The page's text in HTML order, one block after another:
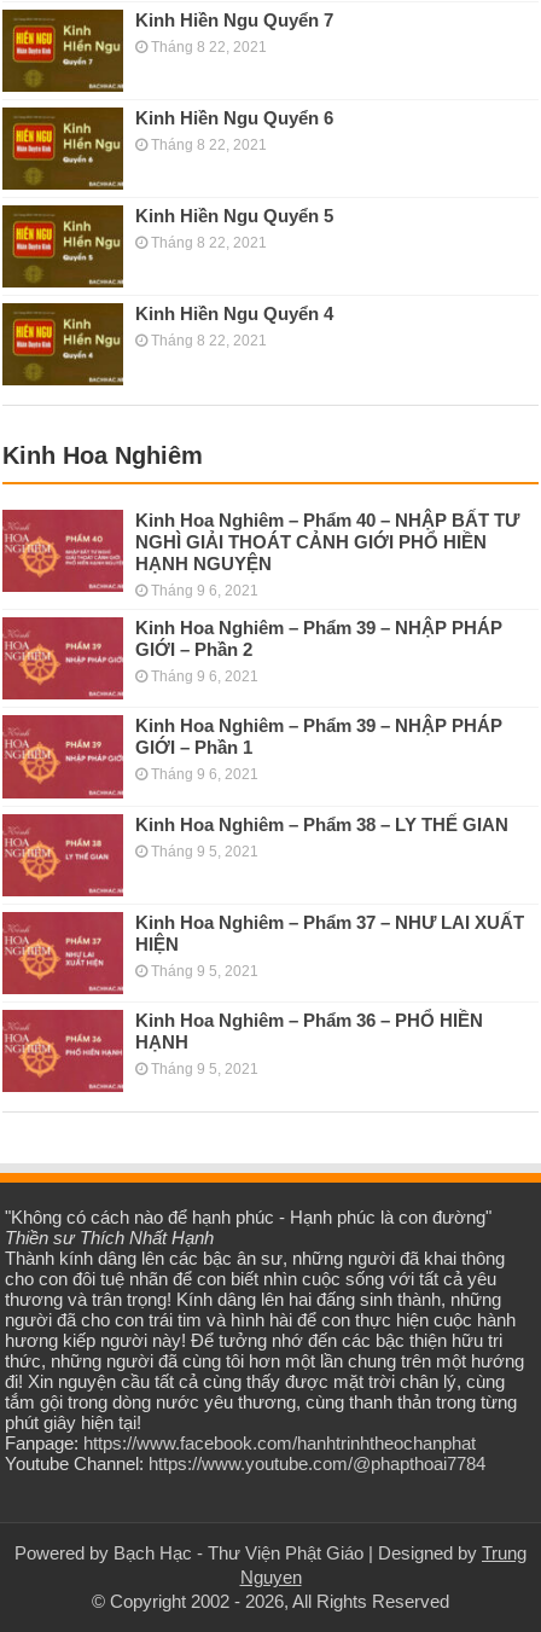
Kinh Hiền Ngu Quyển 7
Tháng 8 22, 2021
Kinh Hiền Ngu Quyển 6
Tháng 8 22, 2021
Kinh Hiền Ngu Quyển 5
Tháng 8 22, 2021
Kinh Hiền Ngu Quyển 4
Tháng 8 22, 2021
Kinh Hoa Nghiêm
Kinh Hoa Nghiêm – Phẩm 40 – NHẬP BẤT TƯ
NGHÌ GIẢI THOÁT CẢNH GIỚI PHỔ HIỀN
HẠNH NGUYỆN
Tháng 9 6, 2021
Kinh Hoa Nghiêm – Phẩm 39 – NHẬP PHÁP
GIỚI – Phần 2
Tháng 9 6, 2021
Kinh Hoa Nghiêm – Phẩm 39 – NHẬP PHÁP
GIỚI – Phần 1
Tháng 9 6, 2021
Kinh Hoa Nghiêm – Phẩm 38 – LY THẾ GIAN
Tháng 9 5, 2021
Kinh Hoa Nghiêm – Phẩm 37 – NHƯ LAI XUẤT
HIỆN
Tháng 9 5, 2021
Kinh Hoa Nghiêm – Phẩm 36 – PHỔ HIỀN
HẠNH
Tháng 9 5, 2021
"Không có cách nào để hạnh phúc - Hạnh phúc là con đường"
Thiền sư Thích Nhất Hạnh
Thành kính dâng lên các bậc ân sư, những người đã khai thông
cho con đôi tuệ nhãn để con biết nhìn cuộc sống với tất cả yêu
thương và trân trọng! Kính dâng lên hai đấng sinh thành, những
người đã cho con trái tim và hình hài để con thực hiện cuộc hành
hương kiếp người này! Để tưởng nhớ đến các bậc thiện hữu tri
thức, những người đã cùng tôi hơn một lần chung trên một hướng
đi! Xin nguyện cầu tất cả cùng thấy được mặt trời chân lý, cùng
tắm gội trong dòng nước yêu thương, cùng thanh thản trong từng
phút giây hiện tại!
Fanpage: https://www.facebook.com/hanhtrinhtheochanphat
Youtube Channel: https://www.youtube.com/@phapthoai7784
Powered by Bạch Hạc - Thư Viện Phật Giáo | Designed by Trung
Nguyen
© Copyright 2002 - 2026, All Rights Reserved